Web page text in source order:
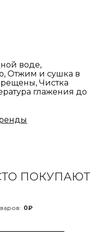
воде,
Отжим и сушка в
Чистка
глажения до
ПОКУПАЮТ
0₽